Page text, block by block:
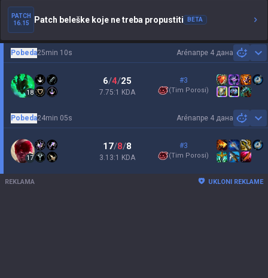
PATCH
16.15
Patch beleške koje ne treba propustiti BETA
Arénaпре 4 дана
Pobeda25min 10s
18
6/4/25
7.75:1 KDA
#3
(Tim Porosi)
Arénaпре 4 дана
Pobeda24min 05s
17
17/8/8
3.13:1 KDA
#3
(Tim Porosi)
REKLAMA UKLONI REKLAME